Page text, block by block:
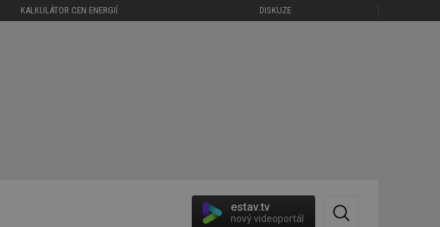
KALKULÁTOR CEN ENERGIÍ DISKUZE
estav.tv
nový videoportál